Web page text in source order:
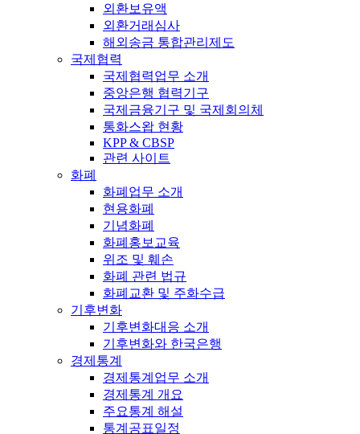
외환보유액
외환거래심사
해외송금 통합관리제도
국제협력
국제협력업무 소개
중앙은행 협력기구
국제금융기구 및 국제회의체
통화스왑 현황
KPP & CBSP
관련 사이트
화폐
화폐업무 소개
현용화폐
기념화폐
화폐홍보교육
위조 및 훼손
화폐 관련 법규
화폐교환 및 주화수급
기후변화
기후변화대응 소개
기후변화와 한국은행
경제통계
경제통계업무 소개
경제통계 개요
주요통계 해설
통계공표일정